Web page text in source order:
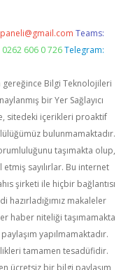
Teams:
606 0 726 Telegram:
gereğince Bilgi Teknolojileri
bir Yer Sağlayıcı
sitedeki içerikleri proaktif
bulunmamaktadır.
taşımakta olup,
sayılırlar. Bu internet
şirketi ile hiçbir bağlantısı
hazırladığımız makaleler
haber niteliği taşımamakta
yapılmamaktadır.
tamamen tesadüfidir.
ücretsiz bir bilgi paylaşım